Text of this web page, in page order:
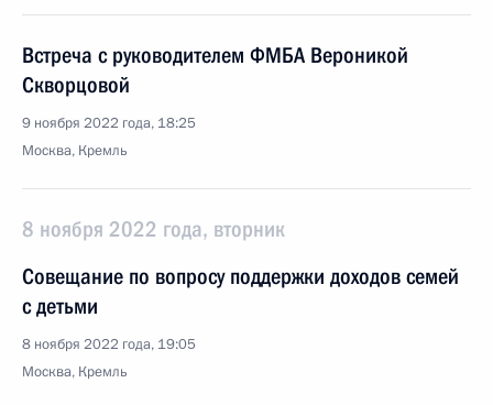
Встреча с руководителем ФМБА Вероникой
Скворцовой
9 ноября 2022 года, 18:25
Москва, Кремль
8 ноября 2022 года, вторник
Совещание по вопросу поддержки доходов семей
с детьми
8 ноября 2022 года, 19:05
Москва, Кремль